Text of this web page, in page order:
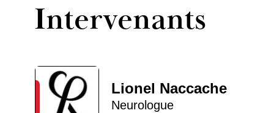
Intervenants
Lionel Naccache
Neurologue